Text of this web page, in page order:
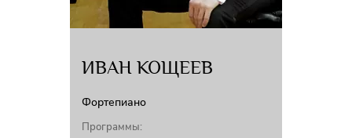
ИВАН КОЩЕЕВ
Фортепиано
Программы: